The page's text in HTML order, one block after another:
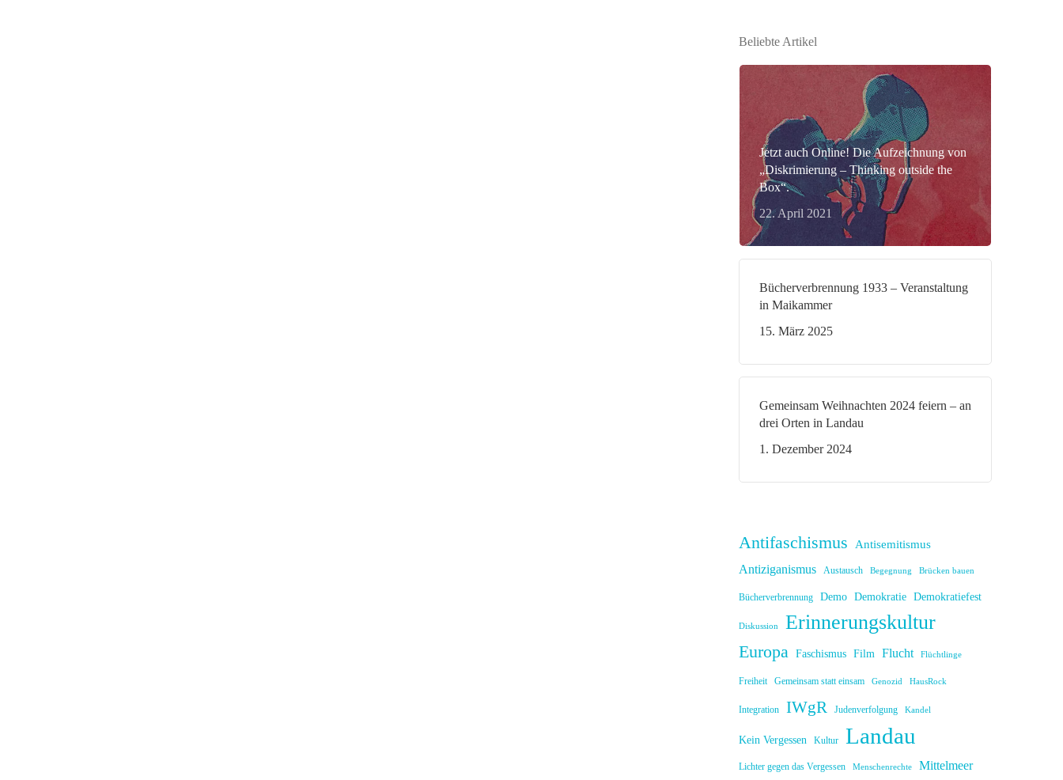
Beliebte Artikel
Jetzt auch Online! Die Aufzeichnung von
„Diskrimierung – Thinking outside the
Box“.
22. April 2021
Bücherverbrennung 1933 – Veranstaltung
in Maikammer
15. März 2025
Gemeinsam Weihnachten 2024 feiern – an
drei Orten in Landau
1. Dezember 2024
Antifaschismus Antisemitismus
Antiziganismus Austausch Begegnung Brücken bauen
Bücherverbrennung Demo Demokratie Demokratiefest
Diskussion Erinnerungskultur
Europa Faschismus Film Flucht Flüchtlinge
Freiheit Gemeinsam statt einsam Genozid HausRock
Integration IWgR Judenverfolgung Kandel
Kein Vergessen Kultur Landau
Lichter gegen das Vergessen Menschenrechte Mittelmeer